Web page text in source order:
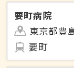
要町病院
東京都豊
要町